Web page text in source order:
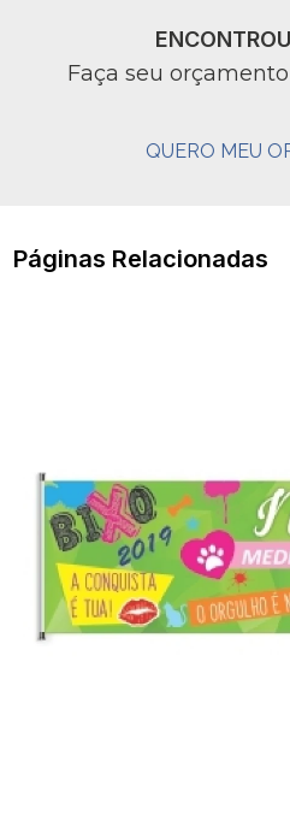
Faça seu
QUERO MEU
Páginas Relacionadas